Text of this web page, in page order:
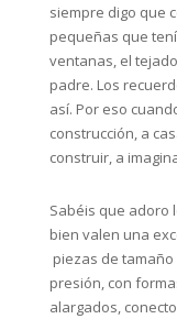
siempre digo que
pequeñas que
ventanas, el
padre. Los
así. Por eso
construcción, a
construir, a
Sabéis que adoro
bien valen una
piezas de
presión, con
alargados,